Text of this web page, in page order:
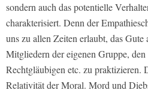
sondern auch das potentielle
charakterisiert. Denn der
uns zu allen Zeiten erlaubt, das
Mitgliedern der eigenen Gruppe,
Rechtgläubigen etc. zu praktizieren.
Relativität der Moral. Mord und